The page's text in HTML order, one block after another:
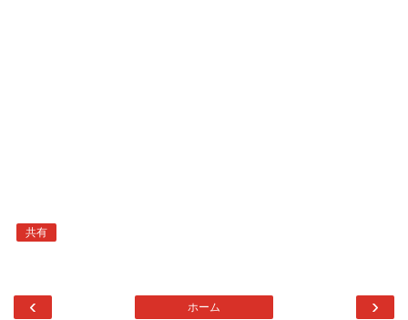
共有
‹ ›
ホーム